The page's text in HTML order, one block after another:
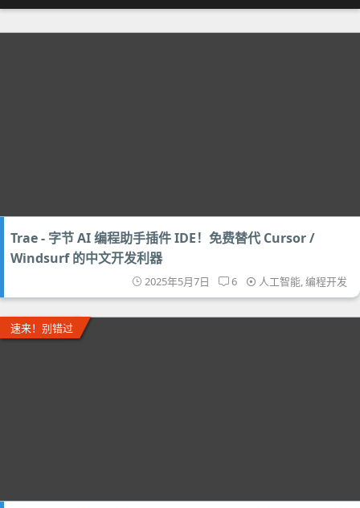
Trae - 字节 AI 编程助手插件 IDE！免费替代 Cursor /
Windsurf 的中文开发利器
2025年5月7日 6 人工智能,编程开发
速来！别错过